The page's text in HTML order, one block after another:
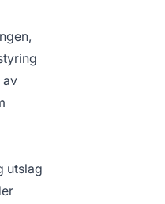
av
utslag